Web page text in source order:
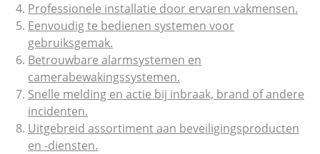
Professionele installatie door ervaren vakmensen.
Eenvoudig te bedienen systemen voor
gebruiksgemak.
Betrouwbare alarmsystemen en
camerabewakingssystemen.
Snelle melding en actie bij inbraak, brand of andere
incidenten.
Uitgebreid assortiment aan beveiligingsproducten
en -diensten.